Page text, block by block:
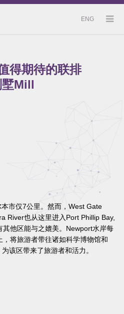
ENG
得期待的联排
墅Mill
市仅7公里。然而，West Gate
River也从这里进入Port Phillip Bay,
他区能与之媲美。Newport水岸每
将旅游者带往诸如科学博物馆和
该区带来了旅游者和活力。